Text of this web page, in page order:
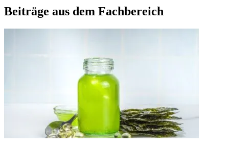
Beiträge aus dem Fachbereich